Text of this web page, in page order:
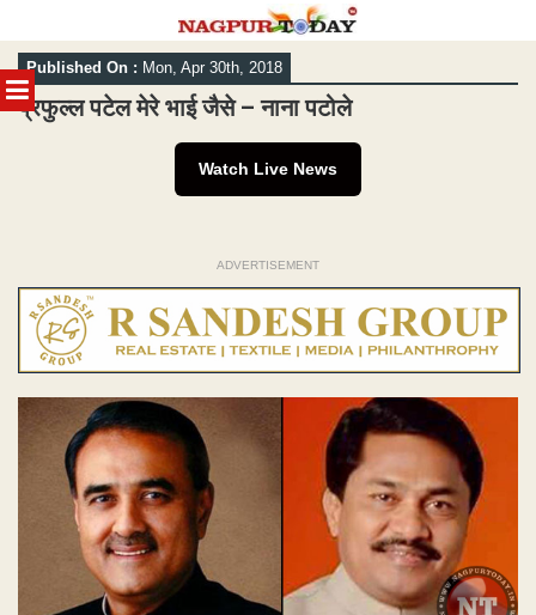
MENU
Skip
to
content
Published On : Mon, Apr 30th, 2018
प्रफुल्ल पटेल मेरे भाई जैसे – नाना पटोले
Watch Live News
ADVERTISEMENT